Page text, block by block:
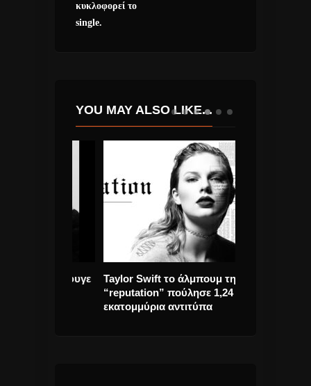
κυκλοφορεί το
single.
YOU MAY ALSO LIKE...
Taylor Swift το άλμπουμ της
“reputation” πούλησε 1,24
εκατομμύρια αντιτύπα